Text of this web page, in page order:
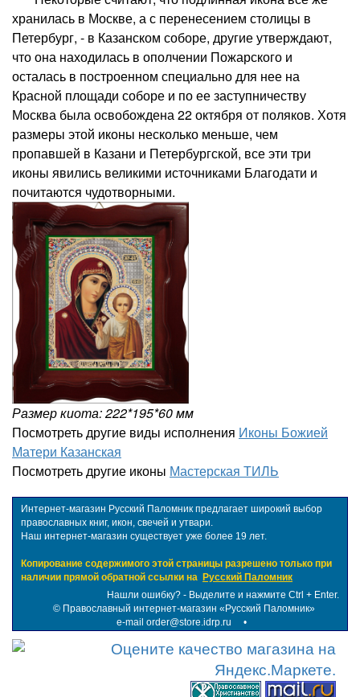
хранилась в Москве, а с перенесением столицы в
Петербург, - в Казанском соборе, другие утверждают,
что она находилась в ополчении Пожарского и
осталась в построенном специально для нее на
Красной площади соборе и по ее заступничеству
Москва была освобождена 22 октября от поляков. Хотя
размеры этой иконы несколько меньше, чем
пропавшей в Казани и Петербургской, все эти три
иконы явились великими источниками Благодати и
почитаются чудотворными.
Размер киота: 222*195*60 мм
Посмотреть другие виды исполнения Иконы Божией
Матери Казанская
Посмотреть другие иконы Мастерская ТИЛЬ
Интернет-магазин Русский Паломник предлагает широкий выбор
православных книг, икон, свечей и утвари.
Наш интернет-магазин существует уже более 19 лет.
Копирование содержимого этой страницы разрешено только при
наличии прямой обратной ссылки на Русский Паломник
Нашли ошибку? - Выделите и нажмите Ctrl + Enter.
© Православный интернет-магазин «Русский Паломник»
e-mail order@store.idrp.ru •